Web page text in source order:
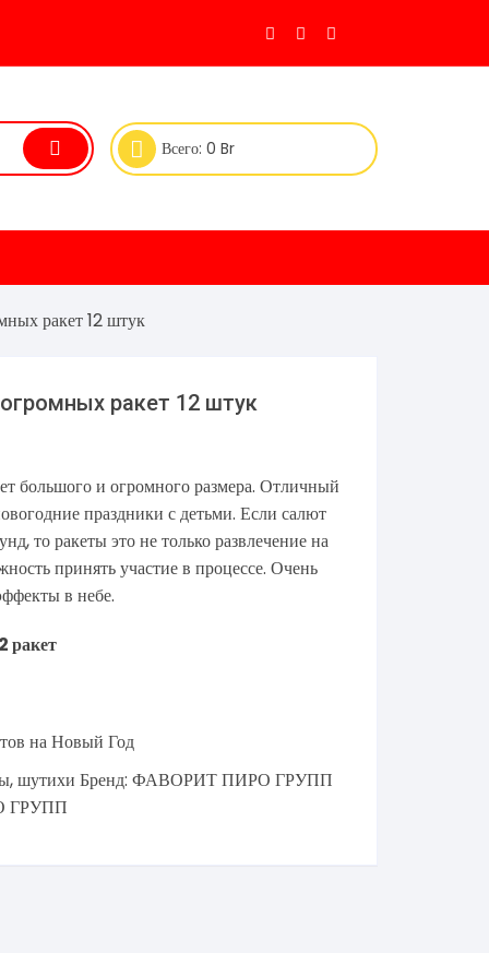
Всего: 0 Br
ракет 12 штук
ракет 12 штук
большого и огромного размера. Отличный
праздники с детьми. Если салют
то ракеты это не только развлечение на
принять участие в процессе. Очень
в небе.
ракет
на Новый Год
,шутихи Бренд: ФАВОРИТ ПИРО ГРУПП
ГРУПП